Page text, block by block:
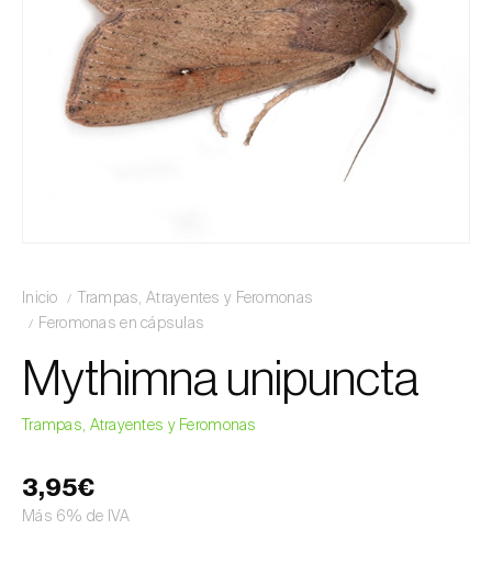
Inicio
Trampas, Atrayentes y Feromonas
Feromonas en cápsulas
Mythimna unipuncta
Trampas, Atrayentes y Feromonas
3,95€
Más 6% de IVA